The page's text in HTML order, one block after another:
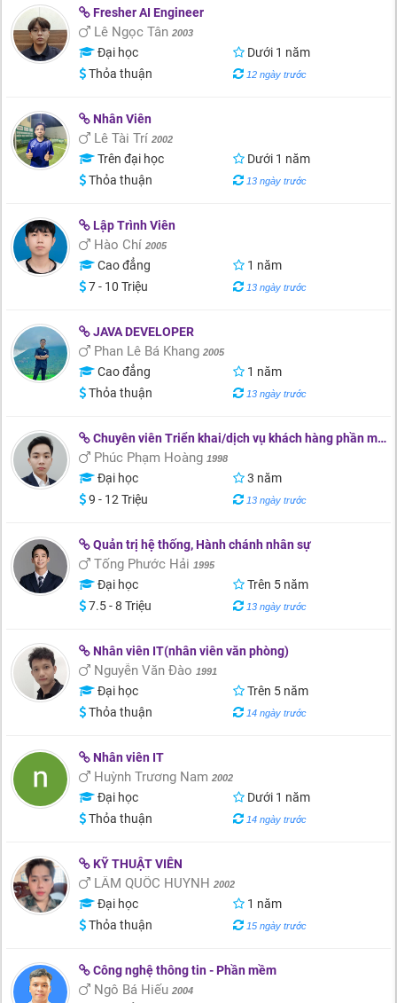
Fresher AI Engineer
Lê Ngọc Tân 2003
Đại học
Dưới 1 năm
Thỏa thuận
12 ngày trước
Nhân Viên
Lê Tài Trí 2002
Trên đại học
Dưới 1 năm
Thỏa thuận
13 ngày trước
Lập Trình Viên
Hào Chí 2005
Cao đẳng
1 năm
7 - 10 Triệu
13 ngày trước
JAVA DEVELOPER
Phan Lê Bá Khang 2005
Cao đẳng
1 năm
Thỏa thuận
13 ngày trước
Chuyên viên Triển khai/dịch vụ khách hàng phần mềm/ IT - Helpdesk
Phúc Phạm Hoàng 1998
Đại học
3 năm
9 - 12 Triệu
13 ngày trước
Quản trị hệ thống, Hành chánh nhân sự
Tống Phước Hải 1995
Đại học
Trên 5 năm
7.5 - 8 Triệu
13 ngày trước
Nhân viên IT(nhân viên văn phòng)
Nguyễn Văn Đào 1991
Đại học
Trên 5 năm
Thỏa thuận
14 ngày trước
Nhân viên IT
Huỳnh Trương Nam 2002
Đại học
Dưới 1 năm
Thỏa thuận
14 ngày trước
KỸ THUẬT VIÊN
LÂM QUỐC HUYNH 2002
Đại học
1 năm
Thỏa thuận
15 ngày trước
Công nghệ thông tin - Phần mềm
Ngô Bá Hiếu 2004